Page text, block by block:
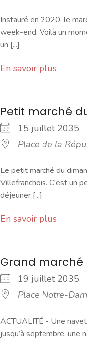
Instauré en 2020, le
week-end. Voilà un
un [...]
En savoir plus
Petit marché
15 juillet 2035
Place de la
Le petit marché du
Villefranchois. C'est un
déjeuner [...]
En savoir plus
Grand marché
19 juillet 2035
Place Notre-
ACTUALITÉ - Une
jusqu’à septembre, une